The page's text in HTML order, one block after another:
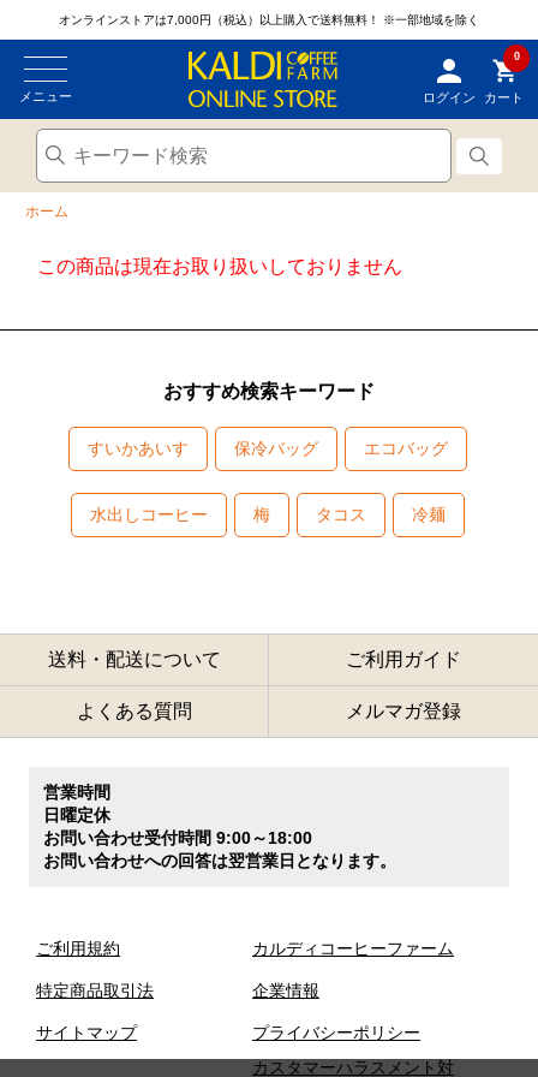
オンラインストアは7,000円（税込）以上購入で送料無料！ ※一部地域を除く
メニュー ログイン
0
カート
ホーム
この商品は現在お取り扱いしておりません
おすすめ検索キーワード
すいかあいす 保冷バッグ エコバッグ
水出しコーヒー 梅 タコス 冷麺
送料・配送について ご利用ガイド
よくある質問 メルマガ登録
営業時間
日曜定休
お問い合わせ受付時間 9:00～18:00
お問い合わせへの回答は翌営業日となります。
ご利用規約
特定商品取引法
サイトマップ
カルディコーヒーファーム
企業情報
プライバシーポリシー
カスタマーハラスメント対